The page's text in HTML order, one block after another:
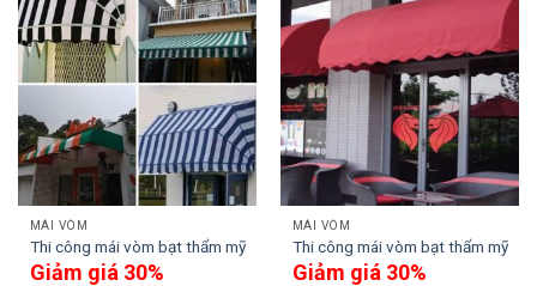
MÁI VÒM
Thi công mái vòm bạt thẩm mỹ
Giảm giá 30%
MÁI VÒM
Thi công mái vòm bạt thẩm mỹ
Giảm giá 30%